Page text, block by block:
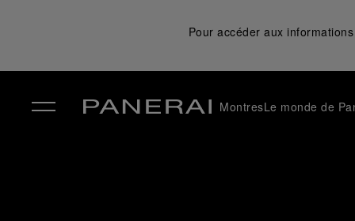
Pour accéder aux
MontresLe monde de